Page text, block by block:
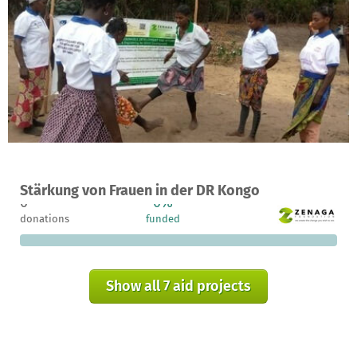
Stärkung von Frauen in der DR Kongo
A project in Bankana, Democratic Republic of the Congo
0
donations
0%
funded still needed
Show all 7 aid projects